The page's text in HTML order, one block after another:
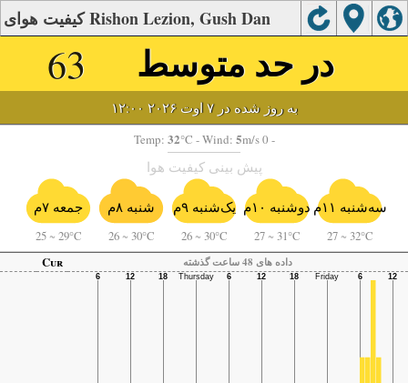
کیفیت هوای Rishon Lezion, Gush Dan
63 در حد متوسط
به روز شده در ۷ اوت ۲۰۲۶ ۱۲:۰۰
Temp: 32°C - Wind: 5m/s 0 -
پیش بینی کیفیت هوا
جمعه ۷م
25 ~ 29°C
شنبه ۸م
26 ~ 30°C
یک‌شنبه ۹م
26 ~ 30°C
دوشنبه ۱۰م
27 ~ 31°C
سه‌شنبه ۱۱م
27 ~ 32°C
Cur
داده های 48 ساعت گذشته